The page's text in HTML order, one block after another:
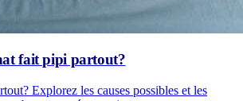
fait pipi partout?
Explorez les causes possibles et les